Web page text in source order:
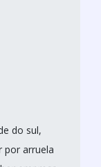
do sul,
por arruela